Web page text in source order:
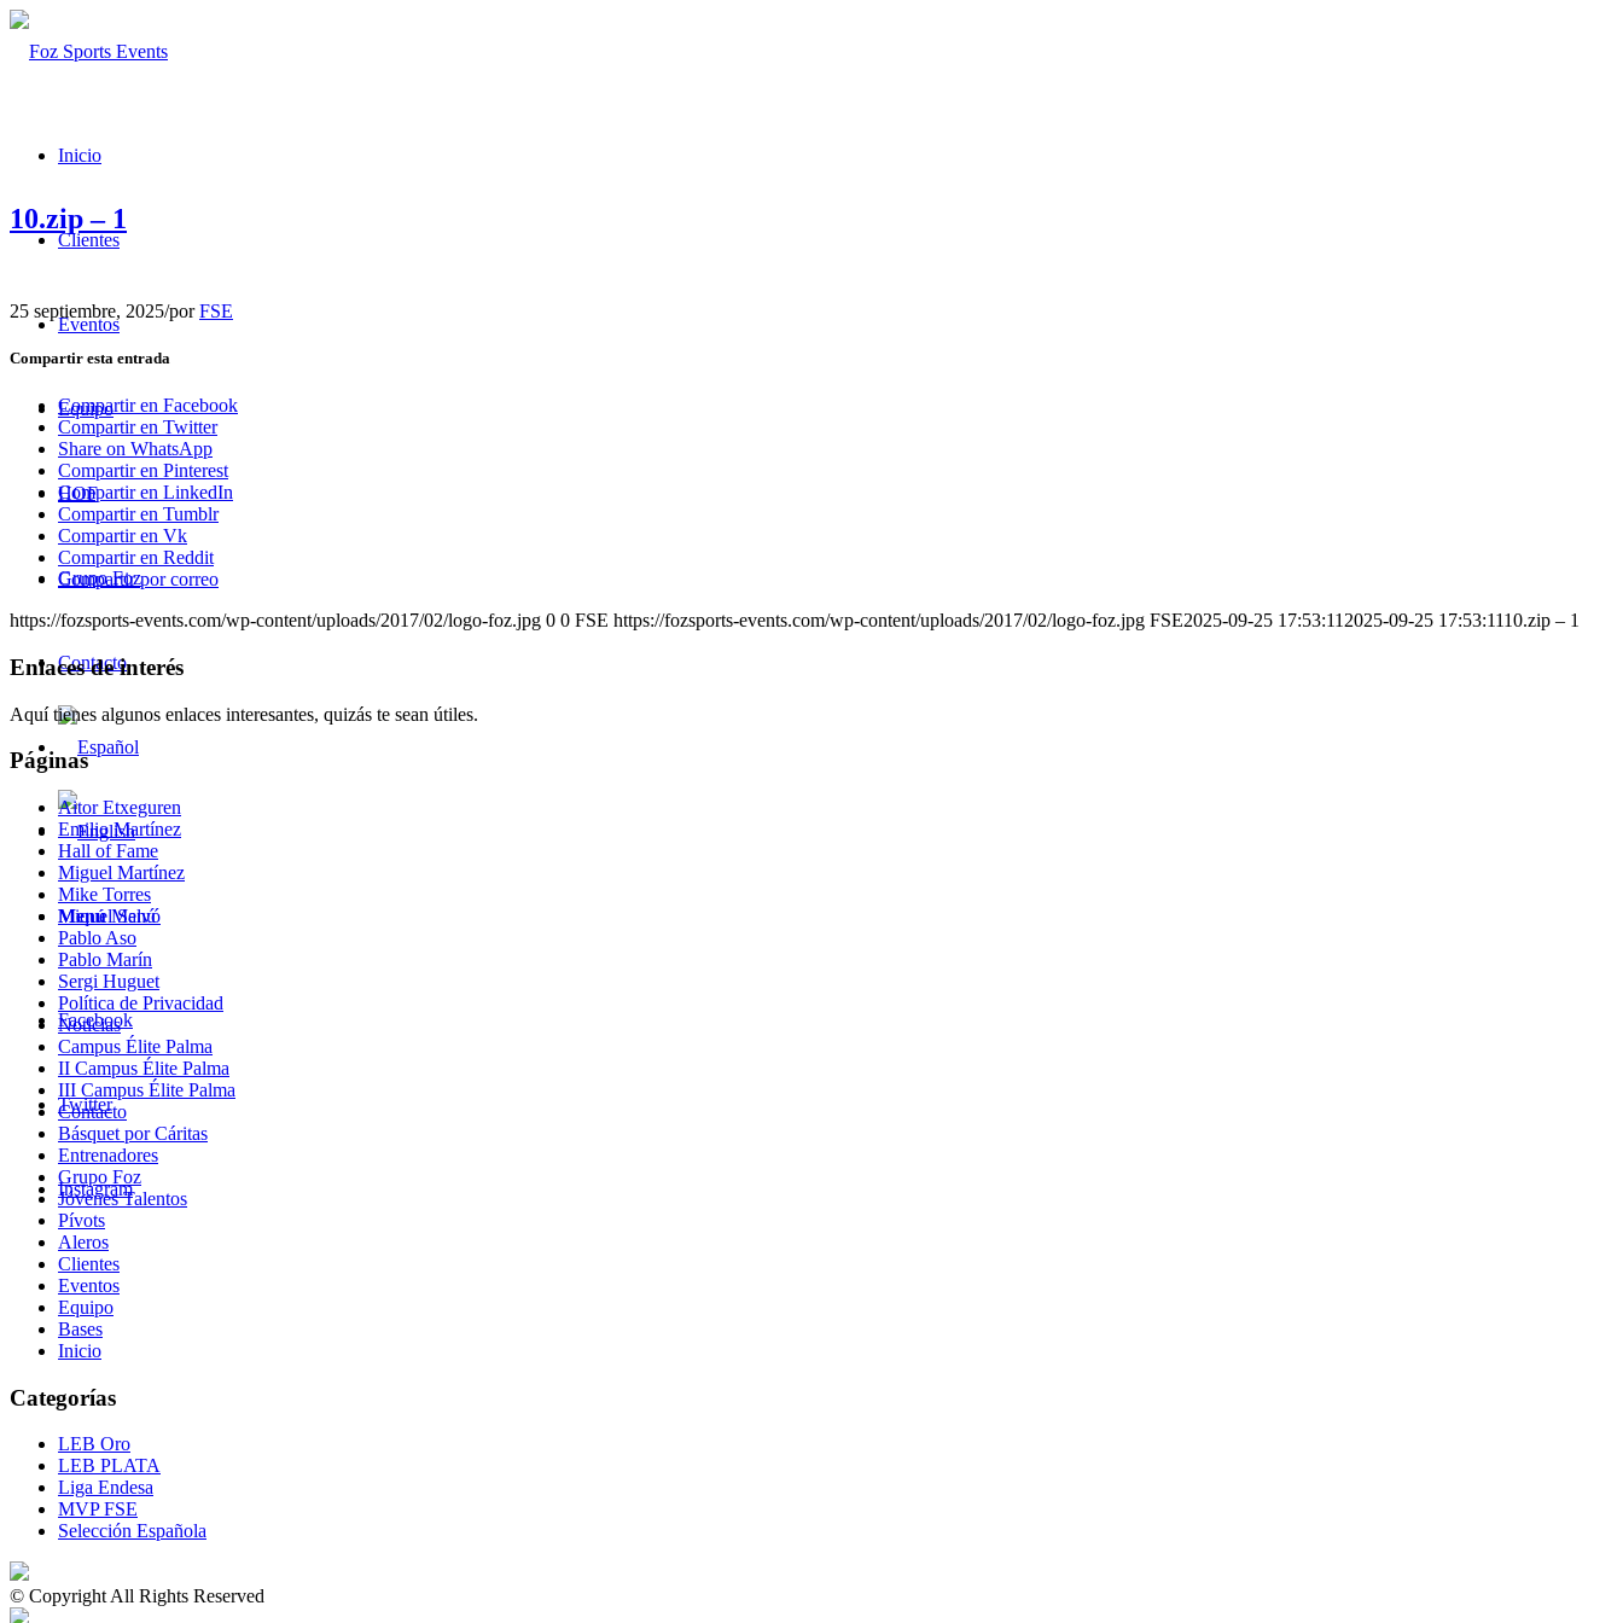
Inicio
Clientes
Eventos
Equipo
HOF
Grupo Foz
Contacto
Menú Menú
Facebook
Twitter
Instagram
10.zip – 1
25 septiembre, 2025/porFSE
Compartir esta entrada
Compartir en Facebook
Compartir en Twitter
Share on WhatsApp
Compartir en Pinterest
Compartir en LinkedIn
Compartir en Tumblr
Compartir en Vk
Compartir en Reddit
Compartir por correo
https://fozsports-events.com/wp-content/uploads/2017/02/logo-foz.jpg 0 0 FSE https://fozsports-events.com/wp-content/uploads/2017/02/logo-foz.jpg FSE2025-09-25 17:53:11 2025-09-25 17:53:1110.zip – 1
Enlaces de interés
Aquí tienes algunos enlaces interesantes, quizás te sean útiles.
Páginas
Aitor Etxeguren
Emilio Martínez
Hall of Fame
Miguel Martínez
Mike Torres
Miquel Salvó
Pablo Aso
Pablo Marín
Sergi Huguet
Política de Privacidad
Noticias
Campus Élite Palma
II Campus Élite Palma
III Campus Élite Palma
Contacto
Básquet por Cáritas
Entrenadores
Grupo Foz
Jóvenes Talentos
Pívots
Aleros
Clientes
Eventos
Equipo
Bases
Inicio
Categorías
LEB Oro
LEB PLATA
Liga Endesa
MVP FSE
Selección Española
© Copyright All Rights Reserved